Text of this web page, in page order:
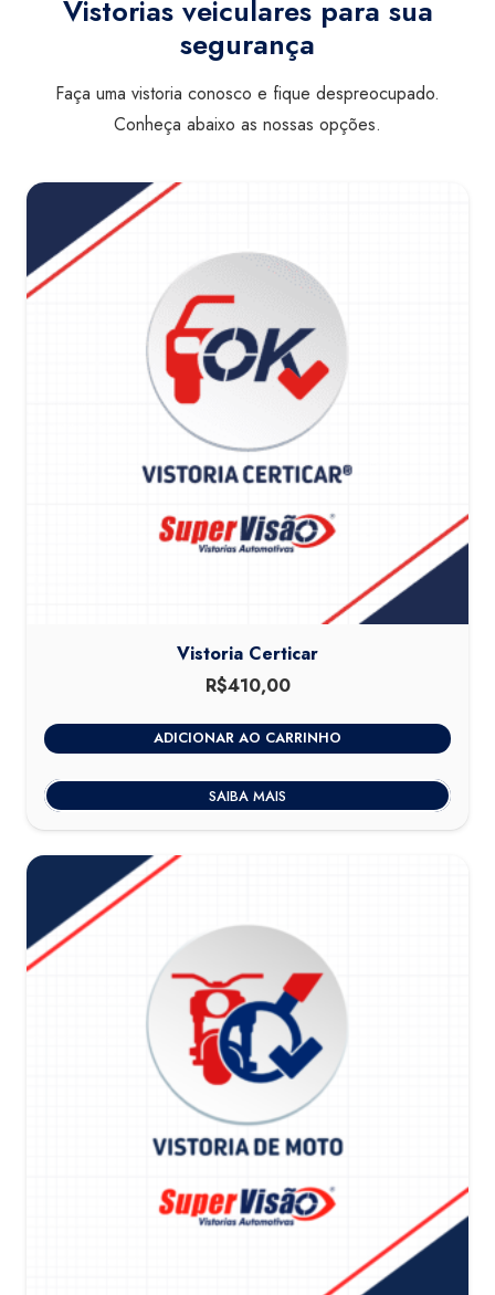
Vistorias veiculares para sua
segurança
Faça uma vistoria conosco e fique despreocupado.
Conheça abaixo as nossas opções.
Vistoria Certicar
R$410,00
ADICIONAR AO CARRINHO
SAIBA MAIS